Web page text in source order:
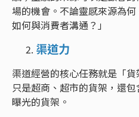
場的機會。不論靈感來源為
如何與消費者溝通？」
渠道力
渠道經營的核心任務就是「
只是超商、超市的貨架，還
曝光的貨架。